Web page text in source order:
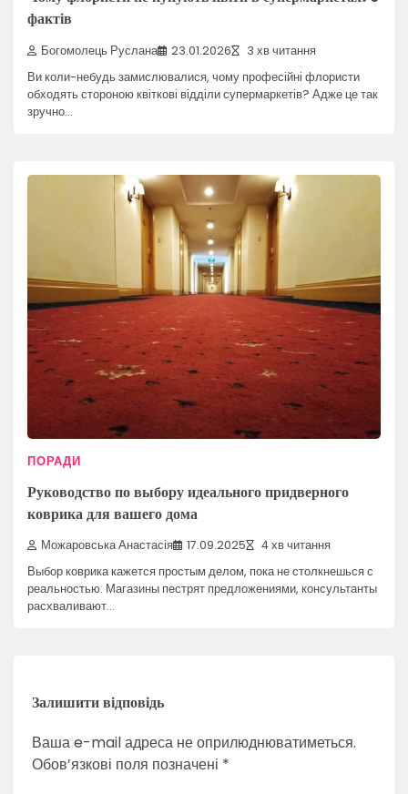
фактів
Богомолець Руслана 23.01.2026 3 хв читання
Ви коли-небудь замислювалися, чому професійні флористи
обходять стороною квіткові відділи супермаркетів? Адже це так
зручно…
ПОРАДИ
Руководство по выбору идеального придверного
коврика для вашего дома
Можаровська Анастасія 17.09.2025 4 хв читання
Выбор коврика кажется простым делом, пока не столкнешься с
реальностью. Магазины пестрят предложениями, консультанты
расхваливают…
Залишити відповідь
Ваша e-mail адреса не оприлюднюватиметься.
Обов’язкові поля позначені *